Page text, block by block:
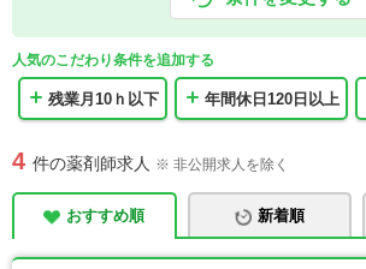
人気のこだわり条件を追加する
残業月10ｈ以下 年間休日120日以上
4 件の薬剤師求人 ※ 非公開求人を除く
おすすめ順 新着順